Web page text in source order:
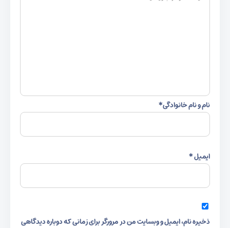
نام و نام خانوادگی*
ایمیل*
ذخیره نام، ایمیل و وبسایت من در مرورگر برای زمانی که دوباره دیدگاهی